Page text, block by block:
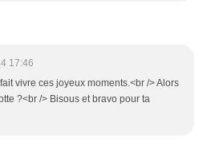
17:46
vivre ces joyeux moments.<br /> Alors
?<br /> Bisous et bravo pour ta